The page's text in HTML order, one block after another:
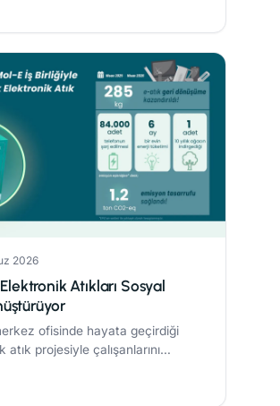
azaltım sağladı.
2026
Atıkları Sosyal
ofisinde hayata geçirdiği
atık projesiyle çalışanlarını